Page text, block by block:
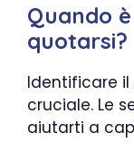
Quando
quotarsi?
Identificare il
cruciale. Le
aiutarti a